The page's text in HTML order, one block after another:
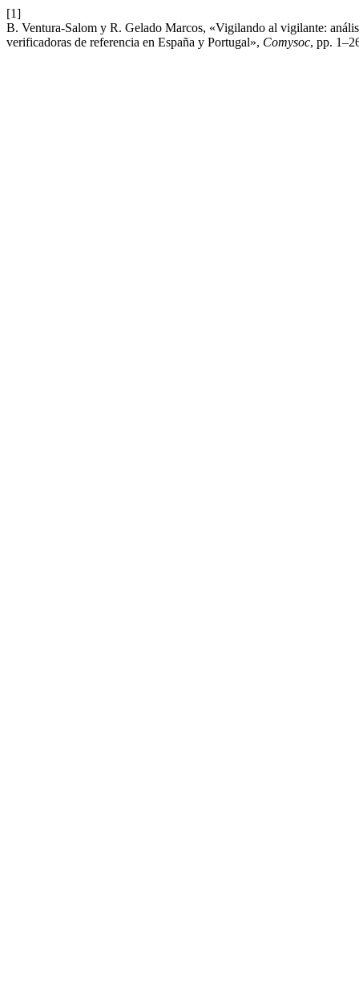
[1]
B. Ventura-Salom y R. Gelado Marcos, «Vigilando al vigilante:
verificadoras de referencia en España y Portugal», Comysoc, pp.